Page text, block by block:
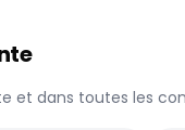
et dans toutes les